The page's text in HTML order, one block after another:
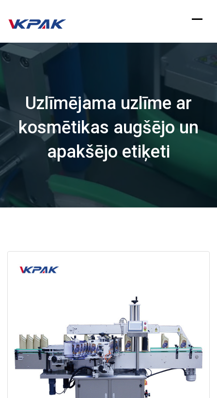
Pāriet
uz
Uzlīmējama uzlīme ar
kosmētikas augšējo un
apakšējo etiķeti